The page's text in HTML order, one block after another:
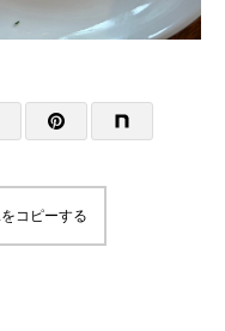
コピーする